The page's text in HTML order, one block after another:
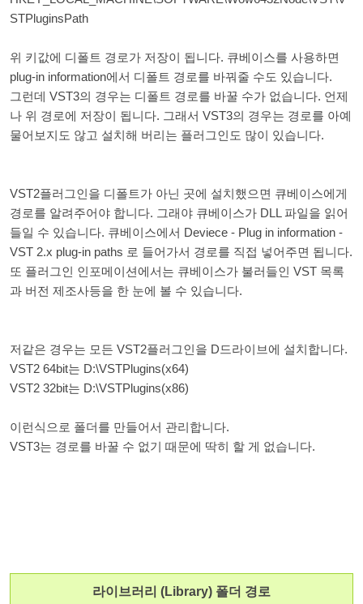
STPluginsPath
위 키값에 디폴트 경로가 저장이 됩니다. 큐베이스를 사용하면
plug-in information에서 디폴트 경로를 바꿔줄 수도 있습니다.
그런데 VST3의 경우는 디폴트 경로를 바꿀 수가 없습니다. 언제
나 위 경로에 저장이 됩니다. 그래서 VST3의 경우는 경로를 아예
물어보지도 않고 설치해 버리는 플러그인도 많이 있습니다.
VST2플러그인을 디폴트가 아닌 곳에 설치했으면 큐베이스에게
경로를 알려주어야 합니다. 그래야 큐베이스가 DLL 파일을 읽어
들일 수 있습니다. 큐베이스에서 Deviece - Plug in information -
VST 2.x plug-in paths 로 들어가서 경로를 직접 넣어주면 됩니다.
또 플러그인 인포메이션에서는 큐베이스가 불러들인 VST 목록
과 버전 제조사등을 한 눈에 볼 수 있습니다.
저같은 경우는 모든 VST2플러그인을 D드라이브에 설치합니다.
VST2 64bit는 D:\VSTPlugins(x64)
VST2 32bit는 D:\VSTPlugins(x86)
이런식으로 폴더를 만들어서 관리합니다.
VST3는 경로를 바꿀 수 없기 때문에 딱히 할 게 없습니다.
라이브러리 (Library) 폴더 경로